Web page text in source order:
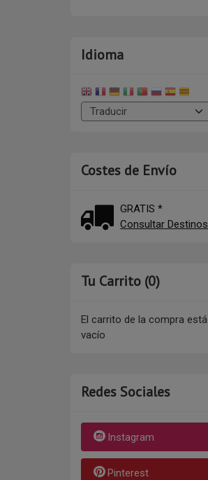
Idioma
Costes de Envío
GRATIS *
Consultar Destinos
Tu Carrito (0)
El carrito de la compra está
vacío
Redes Sociales
Instagram
Pinterest